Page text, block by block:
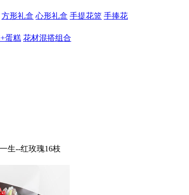
方形礼盒 心形礼盒 手提花篮 手捧花
蛋糕 花材混搭组合
生--红玫瑰16枝